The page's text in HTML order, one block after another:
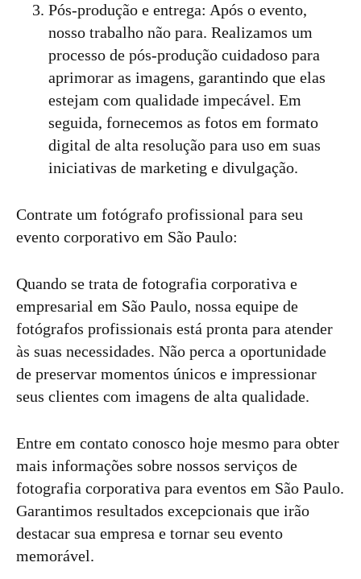
Pós-produção e entrega: Após o evento,
nosso trabalho não para. Realizamos um
processo de pós-produção cuidadoso para
aprimorar as imagens, garantindo que elas
estejam com qualidade impecável. Em
seguida, fornecemos as fotos em formato
digital de alta resolução para uso em suas
iniciativas de marketing e divulgação.
Contrate um fotógrafo profissional para seu
evento corporativo em São Paulo:
Quando se trata de fotografia corporativa e
empresarial em São Paulo, nossa equipe de
fotógrafos profissionais está pronta para atender
às suas necessidades. Não perca a oportunidade
de preservar momentos únicos e impressionar
seus clientes com imagens de alta qualidade.
Entre em contato conosco hoje mesmo para obter
mais informações sobre nossos serviços de
fotografia corporativa para eventos em São Paulo.
Garantimos resultados excepcionais que irão
destacar sua empresa e tornar seu evento
memorável.